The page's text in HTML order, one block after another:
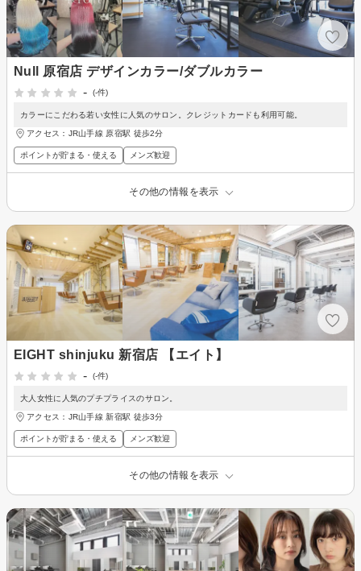
Null 原宿店 デザインカラー/ダブルカラー
-
(-件)
カラーにこだわる若い女性に人気のサロン。クレジットカードも利用可能。
アクセス：JR山手線 原宿駅 徒歩2分
ポイントが貯まる・使える メンズ歓迎
その他の情報を表示
EIGHT shinjuku 新宿店 【エイト】
-
(-件)
大人女性に人気のプチプライスのサロン。
アクセス：JR山手線 新宿駅 徒歩3分
ポイントが貯まる・使える メンズ歓迎
その他の情報を表示